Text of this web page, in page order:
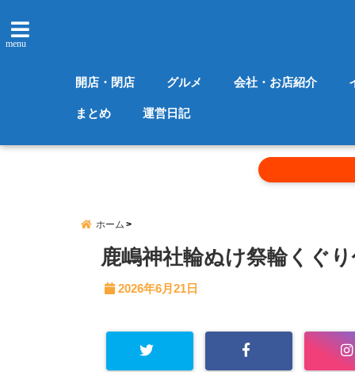
menu
開店・閉店 グルメ 会社・お店紹介
まとめ 運営日記
ホーム
鹿嶋神社輪ぬけ祭輪くぐ
2026年6月21日